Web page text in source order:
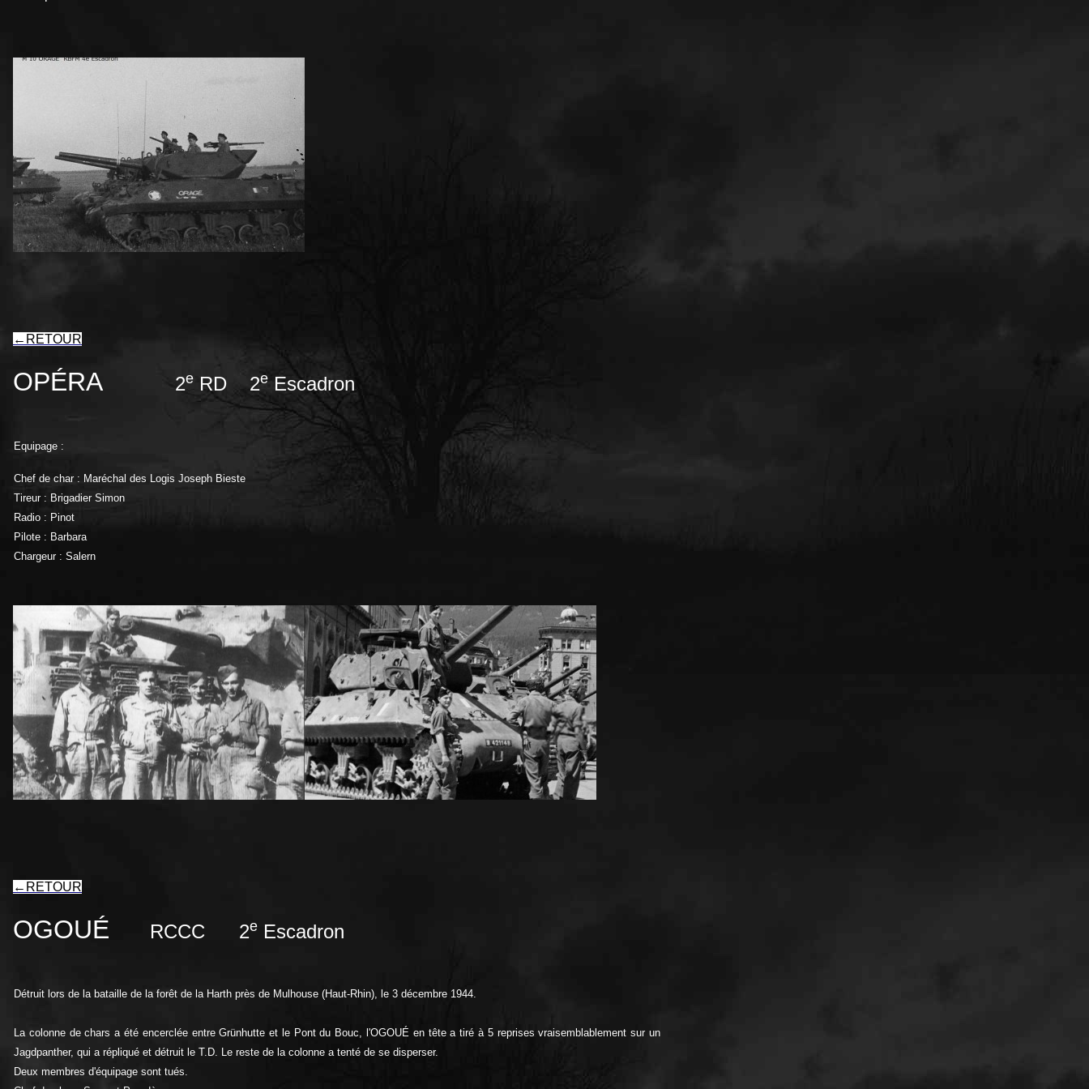
← RETOUR
OPÉRA 2e RD 2eEscadron
Equipage :
Chef de char : Maréchal des Logis Joseph Bieste
Tireur : Brigadier Simon
Radio : Pinot
Pilote : Barbara
Chargeur : Salern
← RETOUR
OGOUÉ RCCC 2e Escadron
Détruit lors de la bataille de la forêt de la Harth près de Mulhouse (Haut-Rhin), le 3 décembre 1944.
La colonne de chars a été encerclée entre Grünhutte et le Pont du Bouc, l'OGOUÉ en tête a tiré à 5 reprises vraisemblablement sur un
Jagdpanther, qui a répliqué et détruit le T.D. Le reste de la colonne a tenté de se disperser.
Deux membres d'équipage sont tués.